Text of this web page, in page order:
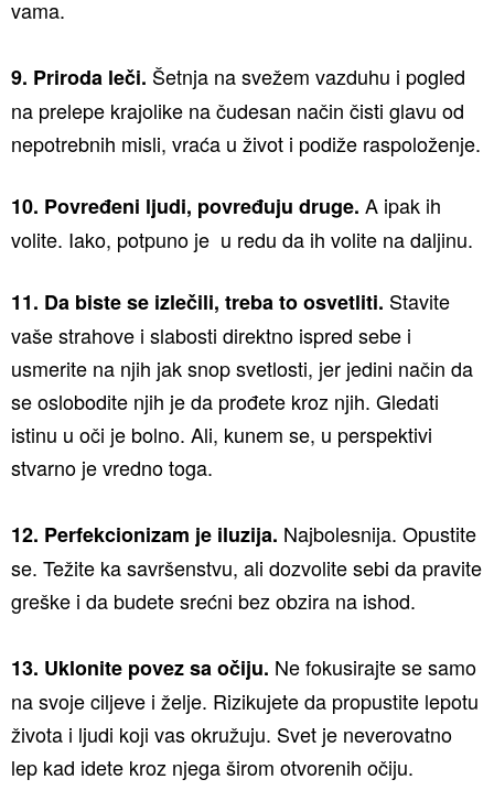
vama.
9. Priroda leči. Šetnja na svežem vazduhu i pogled
na prelepe krajolike na čudesan način čisti glavu od
nepotrebnih misli, vraća u život i podiže raspoloženje.
10. Povređeni ljudi, povređuju druge. A ipak ih
volite. Iako, potpuno je u redu da ih volite na daljinu.
11. Da biste se izlečili, treba to osvetliti. Stavite
vaše strahove i slabosti direktno ispred sebe i
usmerite na njih jak snop svetlosti, jer jedini način da
se oslobodite njih je da prođete kroz njih. Gledati
istinu u oči je bolno. Ali, kunem se, u perspektivi
stvarno je vredno toga.
12. Perfekcionizam je iluzija. Najbolesnija. Opustite
se. Težite ka savršenstvu, ali dozvolite sebi da pravite
greške i da budete srećni bez obzira na ishod.
13. Uklonite povez sa očiju. Ne fokusirajte se samo
na svoje ciljeve i želje. Rizikujete da propustite lepotu
života i ljudi koji vas okružuju. Svet je neverovatno
lep kad idete kroz njega širom otvorenih očiju.